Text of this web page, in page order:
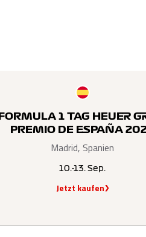
FORMULA 1 TAG HEUER
PREMIO DE ESPAÑA
Madrid, Spanien
10.-13. Sep.
Jetzt kaufen